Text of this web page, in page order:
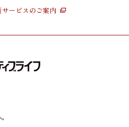
ービスのご案内